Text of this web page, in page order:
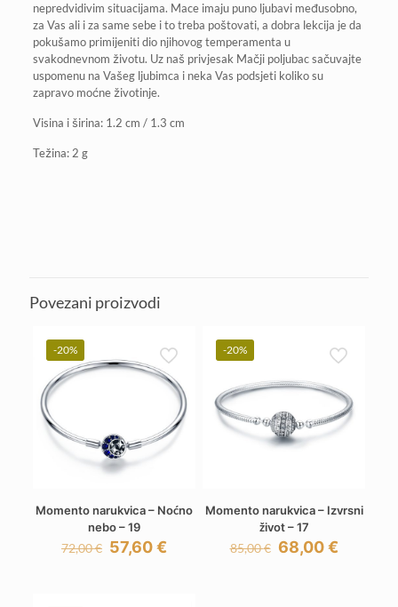
nepredvidivim situacijama. Mace imaju puno ljubavi međusobno,
za Vas ali i za same sebe i to treba poštovati, a dobra lekcija je da
pokušamo primijeniti dio njihovog temperamenta u
svakodnevnom životu. Uz naš privjesak Mačji poljubac sačuvajte
uspomenu na Vašeg ljubimca i neka Vas podsjeti koliko su
zapravo moćne životinje.
Visina i širina: 1.2 cm / 1.3 cm
Težina: 2 g
Povezani proizvodi
-20%
Momento narukvica – Noćno
nebo – 19
72,00€ Izvorna
cijena
57,60€Trenutna
-20%
Momento narukvica – Izvrsni
život – 17
85,00€ Izvorna
cijena
68,00€